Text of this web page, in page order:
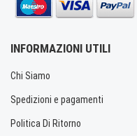
INFORMAZIONI UTILI
Chi Siamo
Spedizioni e pagamenti
Politica Di Ritorno